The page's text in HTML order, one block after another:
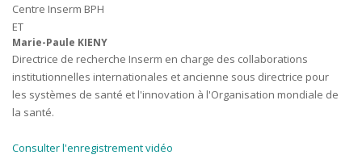
Centre Inserm BPH
ET
Marie-Paule KIENY
Directrice de recherche Inserm en charge des collaborations
institutionnelles internationales et ancienne sous directrice pour
les systèmes de santé et l'innovation à l'Organisation mondiale de
la santé.
Consulter l'enregistrement vidéo